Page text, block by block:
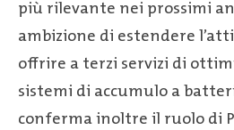
più rilevante nei prossimi
ambizione di estendere
offrire a terzi servizi di
sistemi di accumulo a
conferma inoltre il ruolo di